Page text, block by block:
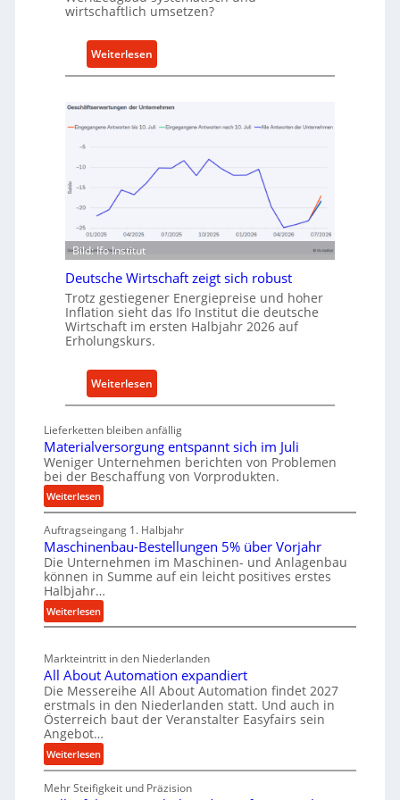
A
k
a
f
v
I
t
i
e
-
E
r
s
t
z
t
i
l
e
n
n
wirtschaftlich umsetzen?
Weiterlesen:
M
t
h
d
ü
r
n
a
c
h
a
l
t
i
g
e
W
k
z
e
a
u
r
o
e
s
Bild: Ifo Institut
Deutsche Wirtschaft zeigt sich robust
Trotz gestiegener Energiepreise und hoher
Inflation sieht das Ifo Institut die deutsche
Wirtschaft im ersten Halbjahr 2026 auf
Erholungskurs.
Weiterlesen:
D
u
t
s
h
e
W
s
h
a
f
t
i
g
Lieferketten bleiben anfällig
Materialversorgung entspannt sich im Juli
Weniger Unternehmen berichten von Problemen
bei der Beschaffung von Vorprodukten.
Weiterlesen:
M
a
t
e
r
i
a
l
e
r
s
o
g
u
n
Auftragseingang 1. Halbjahr
Maschinenbau-Bestellungen 5% über Vorjahr
Die Unternehmen im Maschinen- und Anlagenbau
können in Summe auf ein leicht positives erstes
Halbjahr…
Weiterlesen:
M
s
c
h
i
n
e
n
a
Markteintritt in den Niederlanden
All About Automation expandiert
Die Messereihe All About Automation findet 2027
erstmals in den Niederlanden statt. Und auch in
Österreich baut der Veranstalter Easyfairs sein
Angebot…
Weiterlesen:
A
l
Mehr Steifigkeit und Präzision